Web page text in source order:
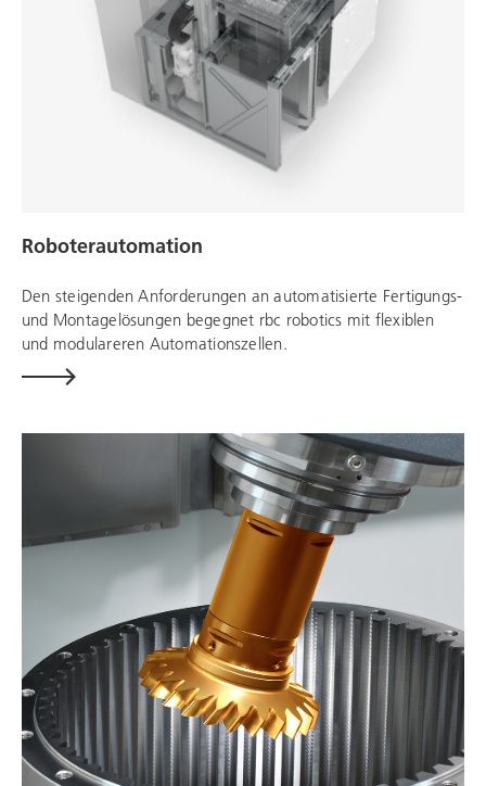
Roboterautomation
Den steigenden Anforderungen an automatisierte Fertigungs-
und Montagelösungen begegnet rbc robotics mit flexiblen
und modulareren Automationszellen.